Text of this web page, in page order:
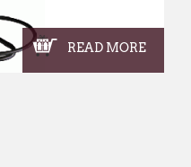
READ MORE